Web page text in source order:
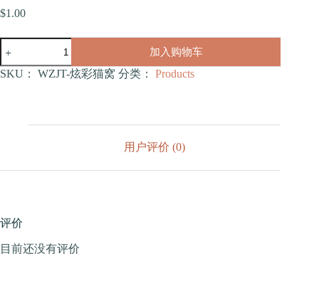
$1.00
彩
猫
加入购物车
SKU： WZJT-炫彩猫窝 分类： Products
用户评价 (0)
评价
目前还没有评价